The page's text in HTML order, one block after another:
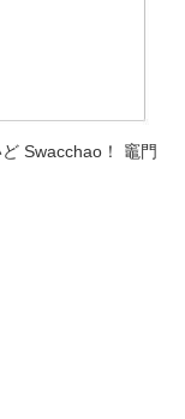
Swacchao！ 竈門